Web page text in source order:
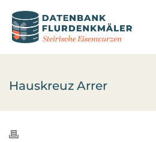
Hauskreuz Arrer